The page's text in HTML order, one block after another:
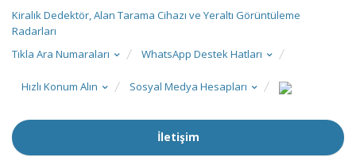
Kiralık Dedektör, Alan Tarama Cihazı ve Yeraltı Görüntüleme
Radarları
Tıkla Ara Numaraları
WhatsApp Destek Hatları
Hızlı Konum Alın Sosyal Medya Hesapları
İletişim